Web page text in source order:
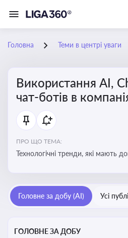
Головна Теми в центрі уваги
Використання AI,
чат-ботів в
ПРО ЩО ТЕМА:
Технологічні тренди, які мають
ефективність і знизити витрати
Головне за добу (AI) Усі
ГОЛОВНЕ ЗА ДОБУ